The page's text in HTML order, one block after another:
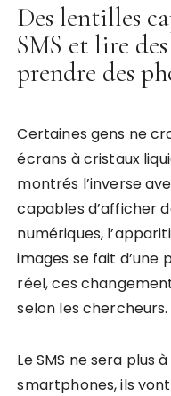
Des lentilles
SMS et lire
prendre des
Certaines gens ne
écrans à cristaux
montrés l’inverse
capables d’afficher
numériques,
images se fait d’une
réel, ces
selon les chercheurs.
Le SMS ne sera plus
smartphones, ils